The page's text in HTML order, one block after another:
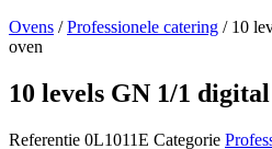
Ovens /Professionele catering / 10
oven
10 levels GN 1/1
Referentie 0L1011E Categorie